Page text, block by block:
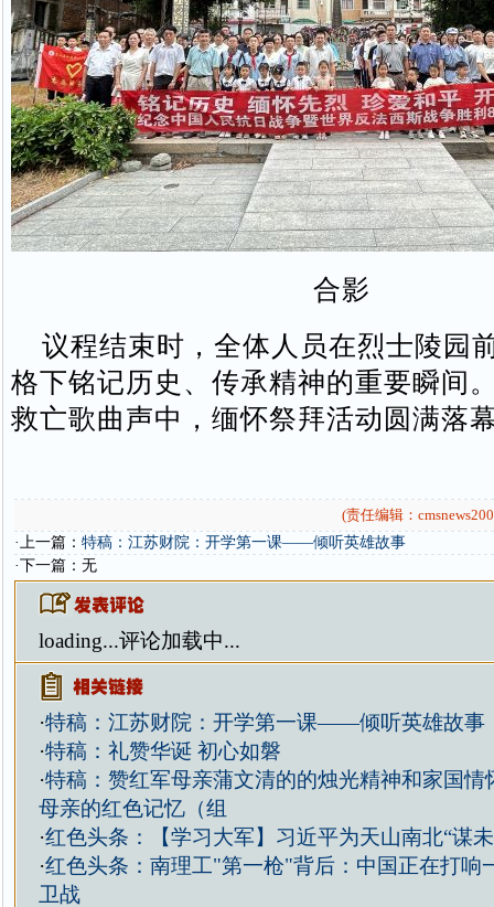
合影
议程结束时，全体人员在烈士陵园
格下铭记历史、传承精神的重要瞬间
救亡歌曲声中，缅怀祭拜活动圆满落
(责任编辑：
·上一篇： 特稿：江苏财院：开学第一课——倾听英雄故事
·下一篇：无
loading...评论加载中...
·特稿：江苏财院：开学第一课——倾听英雄故事
·特稿：礼赞华诞 初心如磐
·特稿：赞红军母亲蒲文清的的烛光精神和家国
母亲的红色记忆（组
·红色头条：【学习大军】习近平为天山南北“谋
·红色头条：南理工"第一枪"背后：中国正在打响
卫战